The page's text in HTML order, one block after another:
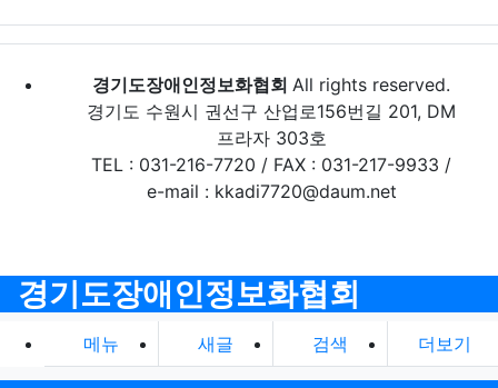
경기도장애인정보화협회 All rights reserved.
경기도 수원시 권선구 산업로156번길 201, DM
프라자 303호
TEL : 031-216-7720 / FAX : 031-217-9933 /
e-mail : kkadi7720@daum.net
경기도장애인정보화협회
메뉴 새글 검색 더보기